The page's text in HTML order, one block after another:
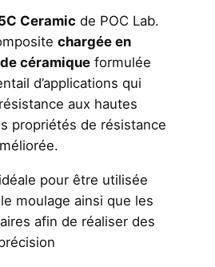
Ceramic de POC Lab.
chargée en
céramiqueformulée
d’applications qui
aux hautes
propriétés de résistance
pour être utilisée
moulage ainsi que les
afin de réaliser des